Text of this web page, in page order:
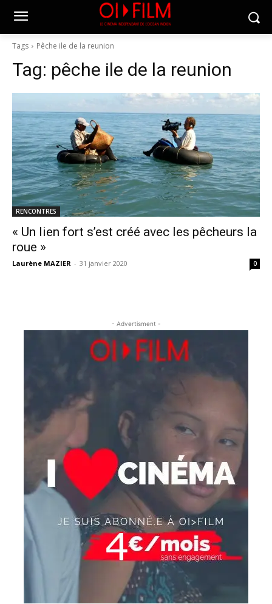
Tags Pêche ile de la reunion
Tag: pêche ile de la reunion
RENCONTRES
« Un lien fort s’est créé avec les pêcheurs la
roue »
Laurène MAZIER - 31 janvier 2020 0
- Advertisment -